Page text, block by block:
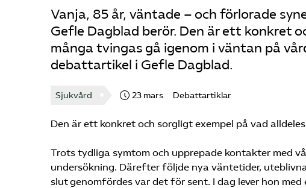
Vanja, 85 år, väntade – och förlorade
Gefle Dagblad berör. Den är ett konkret
många tvingas gå igenom i väntan på
debattartikel i Gefle Dagblad.
Sjukvård 23 mars Debattartiklar
Den är ett konkret och sorgligt exempel på vad
Trots tydliga symtom och upprepade kontakter med
undersökning. Därefter följde nya väntetider,
slut genomfördes var det för sent. I dag lever hon